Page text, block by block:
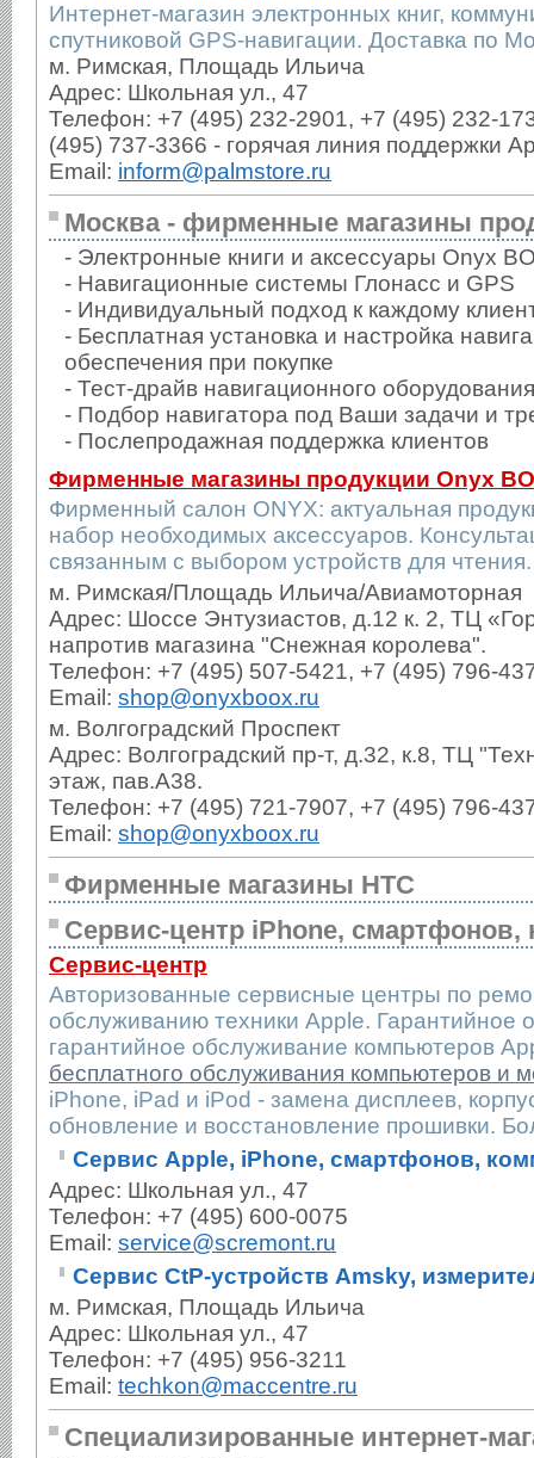
Интернет-магазин электронных книг,
спутниковой GPS-навигации. Доставка по
м. Римская, Площадь Ильича
Адрес: Школьная ул., 47
Телефон: +7 (495) 232-2901, +7 (495) 232-
(495) 737-3366 - горячая линия поддержки
Email: inform@palmstore.ru
Москва - фирменные магазины
- Электронные книги и аксессуары Onyx
- Навигационные системы Глонасс и GPS
- Индивидуальный подход к каждому
- Бесплатная установка и настройка
обеспечения при покупке
- Тест-драйв навигационного оборудования
- Подбор навигатора под Ваши задачи и
- Послепродажная поддержка клиентов
Фирменные магазины продукции Onyx
Фирменный салон ONYX: актуальная
набор необходимых аксессуаров.
связанным с выбором устройств для чтения.
м. Римская/Площадь Ильича/Авиамоторная
Адрес: Шоссе Энтузиастов, д.12 к. 2, ТЦ
напротив магазина "Снежная королева".
Телефон: +7 (495) 507-5421, +7 (495) 796-
Email: shop@onyxboox.ru
м. Волгоградский Проспект
Адрес: Волгоградский пр-т, д.32, к.8, ТЦ
этаж, пав.А38.
Телефон: +7 (495) 721-7907, +7 (495) 796-
Email: shop@onyxboox.ru
Фирменные магазины HTC
Сервис-центр iPhone, смартфонов,
Сервис-центр
Авторизованные сервисные центры по
обслуживанию техники Apple. Гарантийное
гарантийное обслуживание компьютеров
бесплатного обслуживания компьютеров и
iPhone, iPad и iPod - замена дисплеев,
обновление и восстановление прошивки.
Сервис Apple, iPhone, смартфонов,
Адрес: Школьная ул., 47
Телефон: +7 (495) 600-0075
Email: service@scremont.ru
Сервис CtP-устройств Amsky,
м. Римская, Площадь Ильича
Адрес: Школьная ул., 47
Телефон: +7 (495) 956-3211
Email: techkon@maccentre.ru
Специализированные интернет-